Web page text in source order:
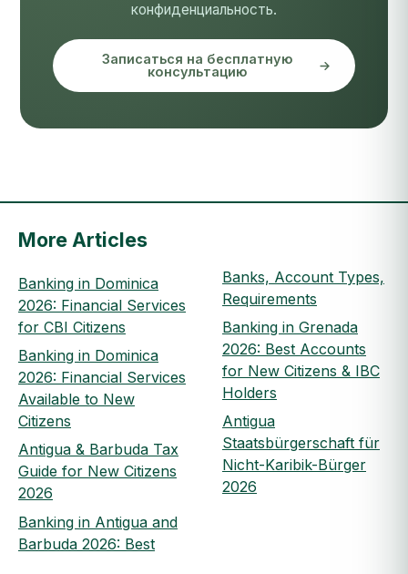
конфиденциальность.
Записаться на бесплатную
консультацию
More Articles
Banking in Dominica
2026: Financial Services
for CBI Citizens
Banking in Dominica
2026: Financial Services
Available to New
Citizens
Antigua & Barbuda Tax
Guide for New Citizens
2026
Banking in Antigua and
Barbuda 2026: Best
Banks, Account Types,
Requirements
Banking in Grenada
2026: Best Accounts
for New Citizens & IBC
Holders
Antigua
Staatsbürgerschaft für
Nicht-Karibik-Bürger
2026